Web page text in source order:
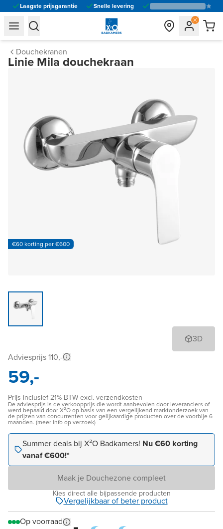
Laagste prijsgarantie Snelle levering
general.navigation.toggle_menu.label
general.navigation.toggle_menu.label
Douchekranen
Linie Mila douchekraan
€60 korting per €600
3D
Adviesprijs 110,-
59,-
Prijs inclusief 21% BTW excl. verzendkosten
De adviesprijs is de verkoopprijs die wordt aanbevolen door leveranciers of
werd bepaald door X²O op basis van een vergelijkend marktonderzoek van
de prijzen van concurrenten voor gelijkaardige producten over de voorbije 6
maanden. (meer info op verzoek)
Summer deals bij X²O Badkamers! Nu €60 korting
vanaf €600!*
Maak je Douchezone compleet
Kies direct alle bijpassende producten
Vergelijkbaar of beter product
Op voorraad